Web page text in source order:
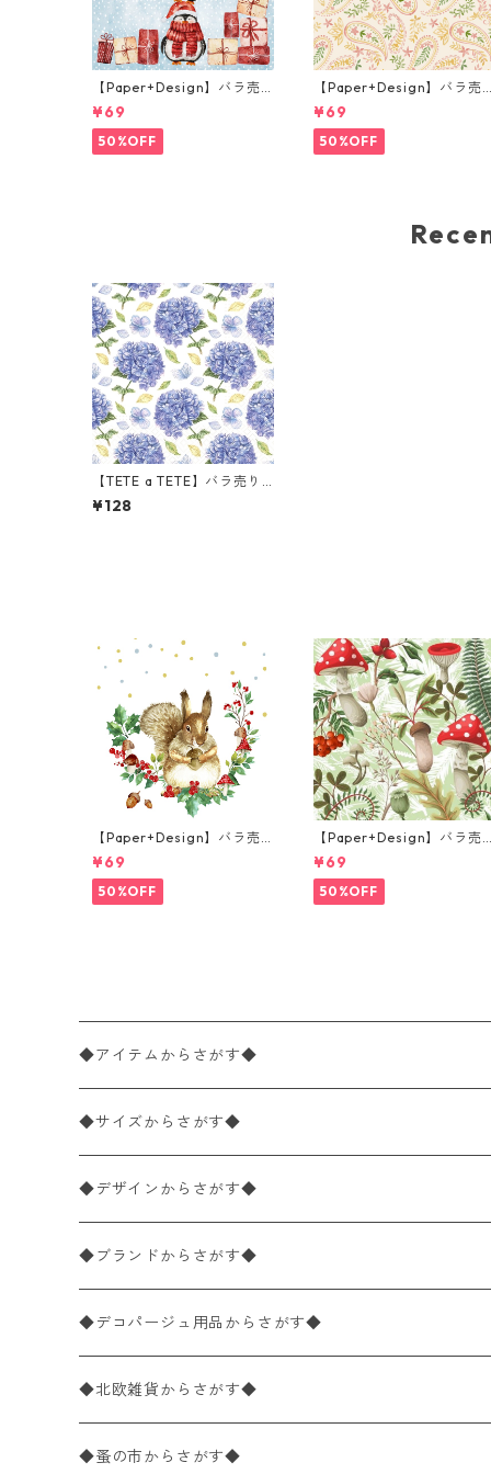
【Paper+Design】バラ売
り2枚 カクテルサイズ ペー
パーナプキン Santas helpe
rs ライトブルー
¥69
50%OFF
【Paper+Design】バラ売
り2枚 ランチサイズ ペーパ
ーナプキン Golden paisley
クリーム
¥69
50%OFF
【TETE a TETE】バラ売り2
枚 ランチサイズ ペーパーナ
プキン Rhythmic Hydrang
¥128
【Paper+Design】バラ売
り2枚 ランチサイズ ペーパ
ーナプキン Forest Squirrel
ホワイト
¥69
50%OFF
【Paper+Design】バラ売
り2枚 ランチサイズ ペーパ
ーナプキン Forest Fungi
リーン
¥69
50%OFF
◆アイテムからさがす◆
ペーパーナプキン2枚バラ売り
ペーパーナプキン1枚バラ売り
ペーパーナプキン20枚入りパック
ペーパーナプキン10枚入りパック
ライスペーパー
ペーパーリネンナプキン
◆サイズからさがす◆
33×33cm（ランチサイズ）
バラ売り
パック売り
25×25cm（カクテルサイズ）
バラ売り
パック売り
40×40cm（ディナーサイズ）
バラ売り
パック売り
21×21cm（ポケットサイズ）
バラ売り
33cm（ラウンド）
◆デザインからさがす◆
花柄
植物・グリーン柄
動物・鳥・昆虫・蝶柄
海・魚柄
◆ブランドからさがす◆
ドイツ製 IHR/イア
ランチサイズ
カクテルサイズ
ドイツ製 Ambiente/アンビエンテ
ランチサイズ
ドイツ製 Paperproducts Design
◆デコパージュ用品からさがす◆
デコパージュ液
デコパージュ下地
◆北欧雑貨からさがす◆
シリコンモールド
◆蚤の市からさがす◆